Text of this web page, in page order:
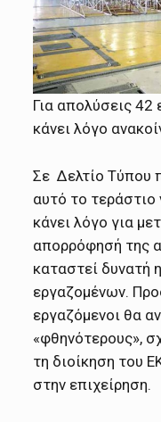
Για απολύσεις
κάνει λόγο
Σε Δελτίο Τύπου
αυτό το
κάνει λόγο για
απορρόφησή της
καταστεί δυνατή
εργαζομένων.
εργαζόμενοι θα
«φθηνότερους»,
τη διοίκηση του
στην επιχείρηση.